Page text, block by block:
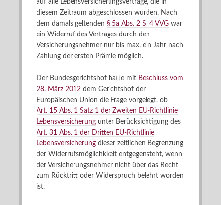
auf alle Lebensversicherungsverträge, die in
diesem Zeitraum abgeschlossen wurden. Nach
dem damals geltenden § 5a Abs. 2 S. 4 VVG war
ein Widerruf des Vertrages durch den
Versicherungsnehmer nur bis max. ein Jahr nach
Zahlung der ersten Prämie möglich.
Der Bundesgerichtshof hatte mit Beschluss vom
28. März 2012 dem Gerichtshof der
Europäischen Union die Frage vorgelegt, ob
Art. 15 Abs. 1 Satz 1 der Zweiten EU-Richtlinie
Lebensversicherung unter Berücksichtigung des
Art. 31 Abs. 1 der Dritten EU-Richtlinie
Lebensversicherung dieser zeitlichen Begrenzung
der Widerrufsmöglichkkeit entgegensteht, wenn
der Versicherungsnehmer nicht über das Recht
zum Rücktritt oder Widerspruch belehrt worden
ist.